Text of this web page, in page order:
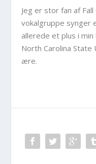
Jeg er stor fan af
vokalgruppe synger
allerede et plus i
North Carolina
ære.